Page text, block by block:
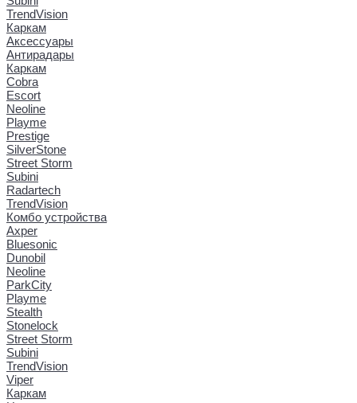
TrendVision
Каркам
Аксессуары
Антирадары
Каркам
Cobra
Escort
Neoline
Playme
Prestige
SilverStone
Street Storm
Subini
Radartech
TrendVision
Комбо устройства
Axper
Bluesonic
Dunobil
Neoline
ParkCity
Playme
Stealth
Stonelock
Street Storm
Subini
TrendVision
Viper
Каркам